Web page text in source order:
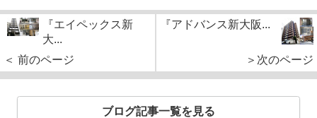
『エイペックス新
大...
＜ 前のページ
『アドバンス新大阪...
＞次のページ
ブログ記事一覧を見る